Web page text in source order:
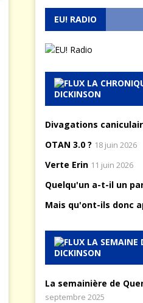
EU! RADIO
LA
DICKINSON
Divagations
OTAN 3.0 ? 18 juin 2026
Verte Erin 11 juin 2026
Quelqu'un a-t-il un
Mais qu'ont-ils donc
LA SEMAINE
DICKINSON
La semainière de
septembre 2025